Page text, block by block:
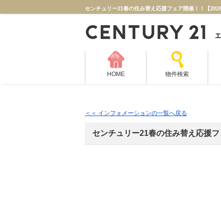
HOME 物件検索
＜＜ インフォメーションの一覧へ戻る
センチュリー21春の住み替え応援